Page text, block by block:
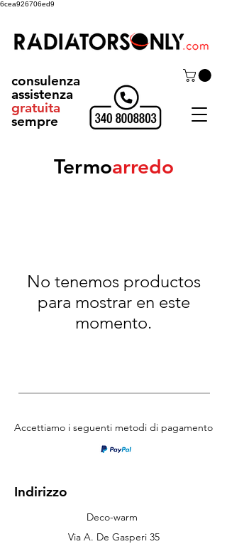
6cea926706ed9
consulenza
assistenza
gratuita
sempre
Termoarredo
No tenemos productos
para mostrar en este
momento.
Accettiamo i seguenti metodi di pagamento
Indirizzo
Deco-warm
Via A. De Gasperi 35